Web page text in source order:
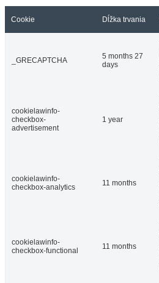
Cookie Dĺžka trvania
_GRECAPTCHA
5 months 27
days
cookielawinfo-
checkbox-
advertisement
1 year
cookielawinfo-
checkbox-analytics
11 months
cookielawinfo-
checkbox-functional
11 months